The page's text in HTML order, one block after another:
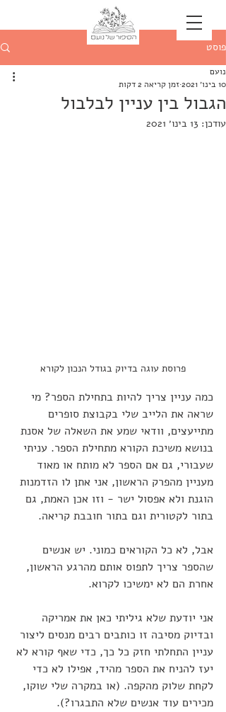
פוסט
הגבול בין עניין לבלבול
נועם
10 בינו׳ 2021
זמן קריאה 2 דקות
עודכן: 13 בינו׳ 2021
פרוסת עוגה בדיוק בגודל הנכון לקורא
כמה עניין צריך להיות בתחילת הספר? מי
שראה את הלייב שלי בקבוצת סופרים
מתייעצים, וודאי שמע את השאלה של אסנת
בנושא משיכת הקורא מתחילת הספר. עניתי
שעבורי, גם אם הספר לא מותח או מאוד
מעניין מהפרק הראשון, אני אתן לו הזדמנות
הוגנת ולא אפסול ישר - וזו אכן האמת, גם
בתור לקטורית וגם בתור חובבת קריאה.
אבל, לא כל הקוראים כמוני. יש אנשים
שהספר צריך לתפוס אותם מהרגע הראשון,
אחרת הם לא ימשיכו לקרוא.
אני יודעת שלא גיליתי כאן את אמריקה
ובדיוק מסיבה זו כותבים רבים מנסים ליצור
עניין התחלתי חזק כל כך, כדי שאף קורא לא
יעז להניח את הספר מהיד, אפילו לא כדי
לקחת שלוק מהקפה. (או במקרה שלי שוקו,
מכירים עוד אנשים שלא התבגרו?).